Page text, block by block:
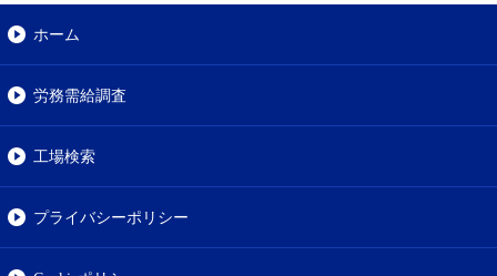
ホーム
労務需給調査
工場検索
プライバシーポリシー